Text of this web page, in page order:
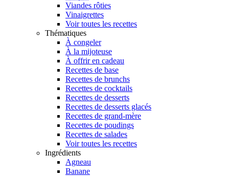
Viandes rôties
Vinaigrettes
Voir toutes les recettes
Thématiques
À congeler
À la mijoteuse
À offrir en cadeau
Recettes de base
Recettes de brunchs
Recettes de cocktails
Recettes de desserts
Recettes de desserts glacés
Recettes de grand-mère
Recettes de poudings
Recettes de salades
Voir toutes les recettes
Ingrédients
Agneau
Banane